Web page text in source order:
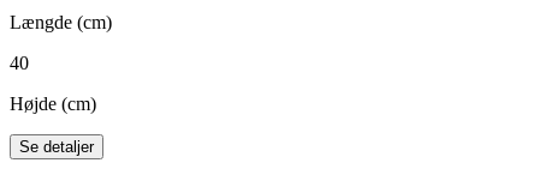
Længde (cm)
40
Højde (cm)
Se detaljer